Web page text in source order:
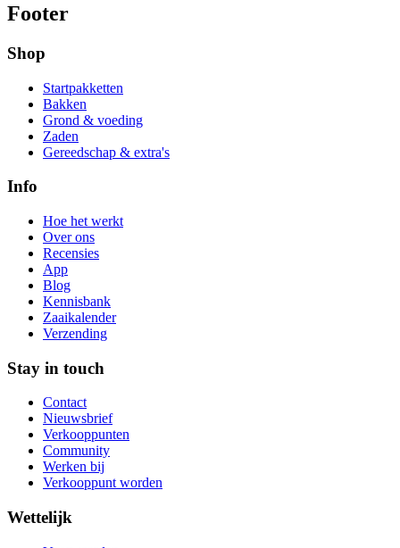
Footer
Shop
Startpakketten
Bakken
Grond & voeding
Zaden
Gereedschap & extra's
Info
Hoe het werkt
Over ons
Recensies
App
Blog
Kennisbank
Zaaikalender
Verzending
Stay in touch
Contact
Nieuwsbrief
Verkooppunten
Community
Werken bij
Verkooppunt worden
Wettelijk